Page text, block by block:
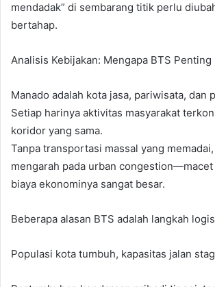
mendadak” di sembarang titik perlu
bertahap.
Analisis Kebijakan: Mengapa BTS Penting
Manado adalah kota jasa, pariwisata, dan
Setiap harinya aktivitas masyarakat
koridor yang sama.
Tanpa transportasi massal yang
mengarah pada urban
biaya ekonominya sangat besar.
Beberapa alasan BTS adalah langkah
Populasi kota tumbuh, kapasitas jalan